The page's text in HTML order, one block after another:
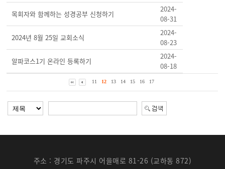
목회자와 함께하는 성경공부 신청하기
2024-
08-31
2024년 8월 25일 교회소식
2024-
08-23
알파코스1기 온라인 등록하기
2024-
08-18
11 12 13 14 15 16 17
주소 : 경기도 파주시 어을매로 81-26 (교하동 872)